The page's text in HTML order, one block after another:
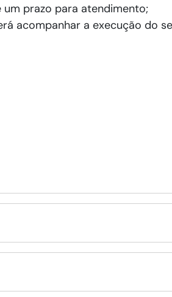
prazo para atendimento;
acompanhar a execução do